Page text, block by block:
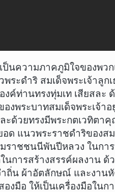
นความภาคภูมิใจของพว
ระดำริ สมเด็จพระเจ้าลู
ค์ท่านทรงทุ่มเท เสียสละ
งพระบาทสมเด็จพระเจ้า
ะด้วยทรงมีพระกตเวทิตา
ด แนวพระราชดำริของสม
ราชชนนีพันปีหลวง ในกา
การสร้างสรรค์ผลงาน ด้
ถิ่น ผ้าอัตลักษณ์ และงาน
องมือ ให้เป็นเครื่องมือใ